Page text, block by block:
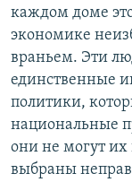
каждом доме
экономике
враньем. Эти
единственные
политики,
национальные
они не могут их
выбраны